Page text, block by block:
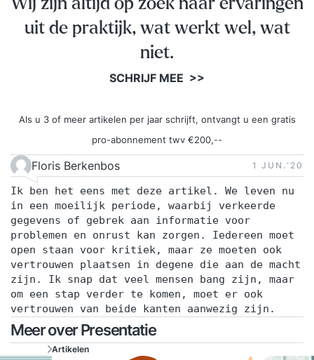
bedrijven en op congressen. Dit krijg je allemaal
Training in kleine groep (max. 6 deelnemers) met
persoonlijke aandacht Het boek Storytelling voor
managers om thuis verder te leren Gratis
naar keuze Certificaat van deelname Koffie, thee,
snacks en fruit gedurende de dag
Wij zijn altijd op zoek naar ervaringen
uit de praktijk, wat werkt wel, wat
niet.
SCHRIJF MEE >>
Als u 3 of meer artikelen per jaar schrijft, ontvangt u een gratis
pro-abonnement twv €200,--
Floris Berkenbos 1 JUN.‘20
Ik ben het eens met deze artikel. We leven nu
in een moeilijk periode, waarbij verkeerde
gegevens of gebrek aan informatie voor
problemen en onrust kan zorgen. Iedereen moet
open staan voor kritiek, maar ze moeten ook
vertrouwen plaatsen in degene die aan de macht
zijn. Ik snap dat veel mensen bang zijn, maar
om een stap verder te komen, moet er ook
vertrouwen van beide kanten aanwezig zijn.
Meer over Presentatie
Artikelen